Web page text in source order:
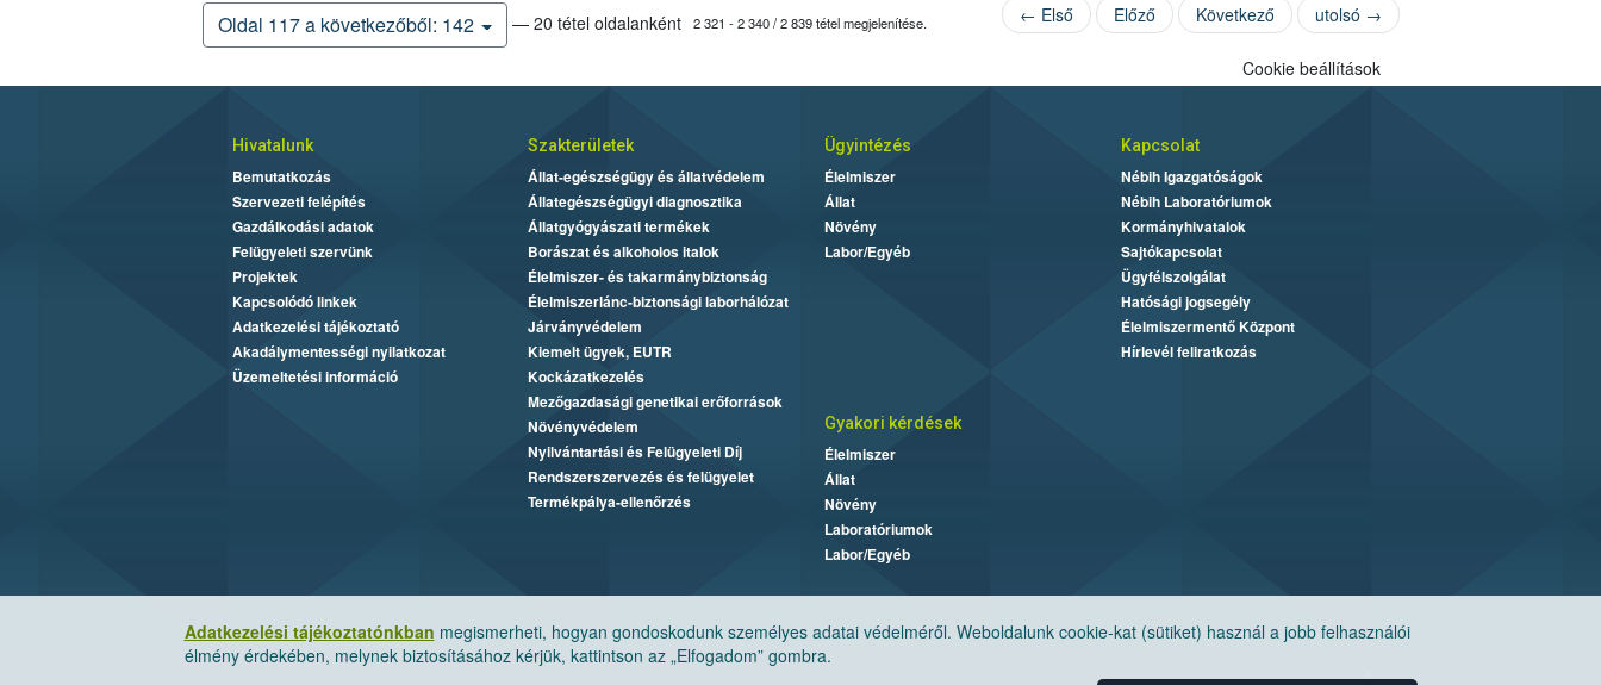
Oldal 117 a következőből: 142 — 20 tétel oldalanként 2 321 - 2 340 / 2 839 tétel megjelenítése. ← Első Előző Következő utolsó →
Adatkezelési tájékoztatónkban megismerheti, hogyan gondoskodunk személyes adatai védelméről. Weboldalunk cookie-kat (sütiket) használ a jobb felhasználói
élmény érdekében, melynek biztosításához kérjük, kattintson az „Elfogadom” gombra.
Cookie beállítások
Hivatalunk
Bemutatkozás
Szervezeti felépítés
Gazdálkodási adatok
Felügyeleti szervünk
Projektek
Kapcsolódó linkek
Adatkezelési tájékoztató
Akadálymentességi nyilatkozat
Üzemeltetési információ
Szakterületek
Állat-egészségügy és állatvédelem
Állategészségügyi diagnosztika
Állatgyógyászati termékek
Borászat és alkoholos italok
Élelmiszer- és takarmánybiztonság
Élelmiszerlánc-biztonsági laborhálózat
Járványvédelem
Kiemelt ügyek, EUTR
Kockázatkezelés
Mezőgazdasági genetikai erőforrások
Növényvédelem
Nyilvántartási és Felügyeleti Díj
Rendszerszervezés és felügyelet
Termékpálya-ellenőrzés
Ügyintézés
Élelmiszer
Állat
Növény
Labor/Egyéb
Kapcsolat
Nébih Igazgatóságok
Nébih Laboratóriumok
Kormányhivatalok
Sajtókapcsolat
Ügyfélszolgálat
Hatósági jogsegély
Élelmiszermentő Központ
Hírlevél feliratkozás
Gyakori kérdések
Élelmiszer
Állat
Növény
Laboratóriumok
Labor/Egyéb